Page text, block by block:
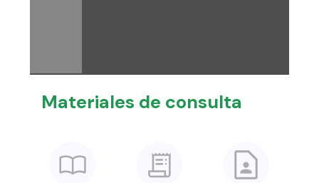
Materiales de consulta